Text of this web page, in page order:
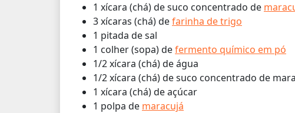
1 xícara (chá) de suco concentrado de
3 xícaras (chá) defarinha de trigo
1 pitada de sal
1 colher (sopa) defermento químico em pó
1/2 xícara (chá) de água
1/2 xícara (chá) de suco concentrado de
1 xícara (chá) de açúcar
1 polpa de maracujá